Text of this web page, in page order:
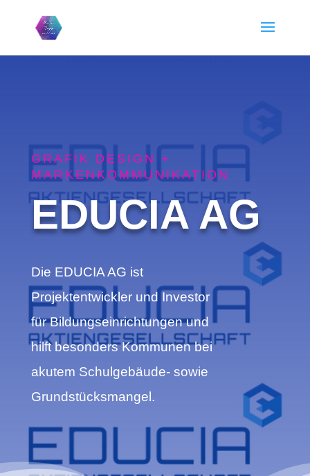
GRAFIK DESIGN +
MARKENKOMMUNIKATION
EDUCIA AG
Die EDUCIA AG ist
Projektentwickler und Investor
für Bildungseinrichtungen und
hilft besonders Kommunen bei
akutem Schulgebäude- sowie
Grundstücksmangel.